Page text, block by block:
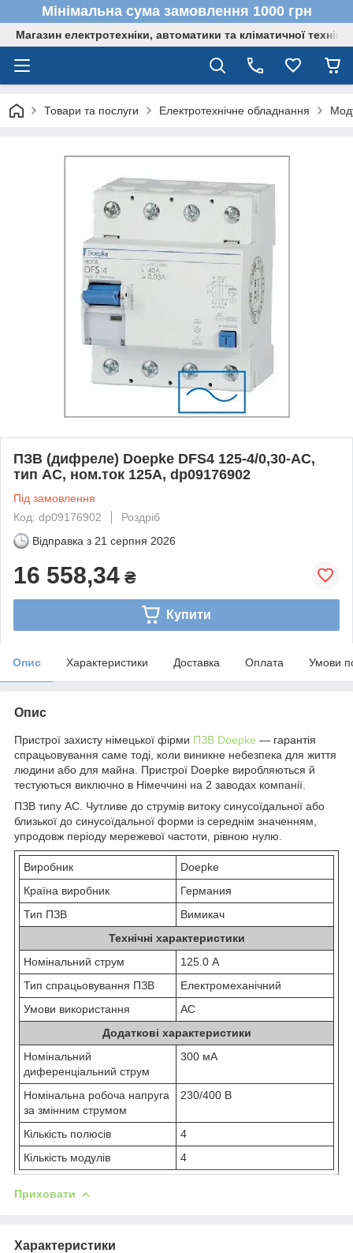
Мінімальна сума замовлення 1000 грн
Магазин електротехніки, автоматики та кліматичної техніки
Товари та послуги Електротехнічне обладнання
ПЗВ (дифреле) Doepke DFS4 125-4/0,30-AC,
тип AC, ном.ток 125А, dp09176902
Під замовлення
Код: dp09176902
Роздріб
Відправка з 21 серпня 2026
16 558,34 ₴
Купити
Опис Характеристики Доставка Оплата Умови
Опис
Пристрої захисту німецької фірми ПЗВ Doepke — гарантія
спрацьовування саме тоді, коли виникне небезпека для життя
людини або для майна. Пристрої Doepke виробляються й
тестуються виключно в Німеччині на 2 заводах компанії.
ПЗВ типу АС. Чутливе до струмів витоку синусоїдальної або
близької до синусоїдальної форми із середнім значенням,
упродовж періоду мережевої частоти, рівною нулю.
Виробник
Doepke
Країна виробник
Германия
Тип ПЗВ
Вимикач
Технічні характеристики
Номінальний струм
125.0 А
Тип спрацьовування ПЗВ
Електромеханічний
Умови використання
АС
Додаткові характеристики
Номінальний
диференціальний струм
300 мА
Номінальна робоча напруга
за змінним струмом
230/400 В
Кількість полюсів
4
Кількість модулів
4
Приховати
Характеристики